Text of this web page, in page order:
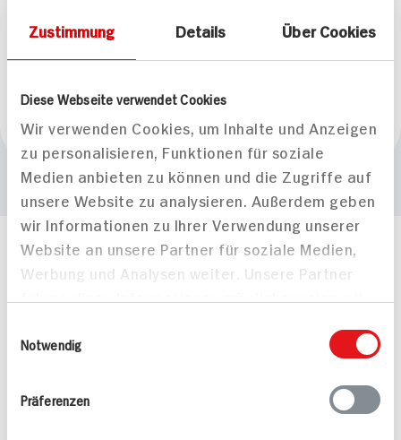
Zustimmung Details Über Cookies
Diese Webseite verwendet Cookies
Wir verwenden Cookies, um Inhalte und Anzeigen
zu personalisieren, Funktionen für soziale
Medien anbieten zu können und die Zugriffe auf
unsere Website zu analysieren. Außerdem geben
wir Informationen zu Ihrer Verwendung unserer
Website an unsere Partner für soziale Medien,
Werbung und Analysen weiter. Unsere Partner
bereitgestellt haben oder die sie im Rahmen
Notwendig
Präferenzen
Eigenschaften
Mount Hagen
Häufig gestellte Fragen
Mehr Informationen in unserem FAQ
kontakt
hit.de
(0228) 42967 0
Folgen Sie uns auf TikTok